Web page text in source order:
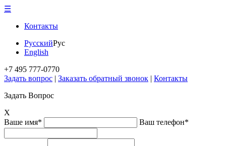
☰
Контакты
РусскийРус
English
+7 495 777-0770
Задать вопрос | Заказать обратный звонок | Контакты
Задать Вопрос
X
Ваше имя*
Ваш телефон*